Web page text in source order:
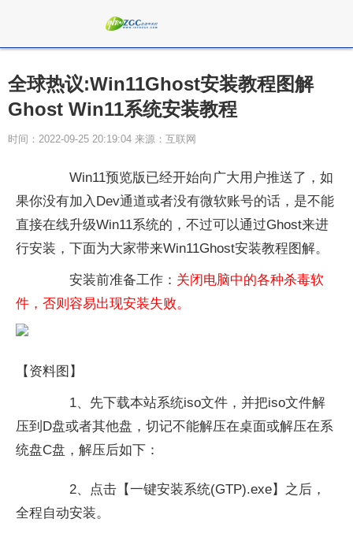
全球热议:Win11Ghost安装教程图解
Ghost Win11系统安装教程
时间：2022-09-25 20:19:04 来源：互联网
Win11预览版已经开始向广大用户推送了，如
果你没有加入Dev通道或者没有微软账号的话，是不能
直接在线升级Win11系统的，不过可以通过Ghost来进
行安装，下面为大家带来Win11Ghost安装教程图解。
安装前准备工作： 关闭电脑中的各种杀毒软
件，否则容易出现安装失败。
【资料图】
1、先下载本站系统iso文件，并把iso文件解
压到D盘或者其他盘，切记不能解压在桌面或解压在系
统盘C盘，解压后如下：
2、点击【一键安装系统(GTP).exe】之后，
全程自动安装。